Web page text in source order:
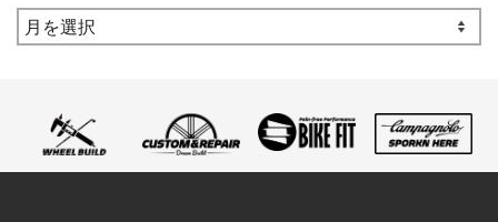
ア
ー